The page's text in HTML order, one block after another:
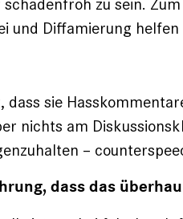
und Diffamierung
sie
nichts am
–
dass das